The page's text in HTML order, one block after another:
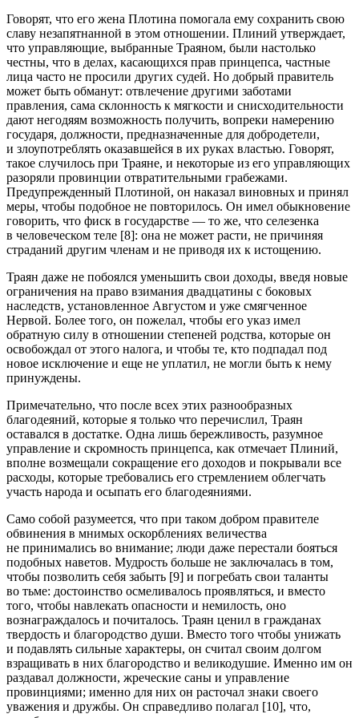
Говорят, что его жена Плотина помогала ему сохранить свою
славу незапятнанной в этом отношении. Плиний утверждает,
что управляющие, выбранные Траяном, были настолько
честны, что в делах, касающихся прав принцепса, частные
лица часто не просили других судей. Но добрый правитель
может быть обманут: отвлечение другими заботами
правления, сама склонность к мягкости и снисходительности
дают негодяям возможность получить, вопреки намерению
государя, должности, предназначенные для добродетели,
и злоупотреблять оказавшейся в их руках властью. Говорят,
такое случилось при Траяне, и некоторые из его управляющих
разоряли провинции отвратительными грабежами.
Предупрежденный Плотиной, он наказал виновных и принял
меры, чтобы подобное не повторилось. Он имел обыкновение
говорить, что фиск в государстве — то же, что селезенка
в человеческом теле [8]: она не может расти, не причиняя
страданий другим членам и не приводя их к истощению.
Траян даже не побоялся уменьшить свои доходы, введя новые
ограничения на право взимания двадцатины с боковых
наследств, установленное Августом и уже смягченное
Нервой. Более того, он пожелал, чтобы его указ имел
обратную силу в отношении степеней родства, которые он
освобождал от этого налога, и чтобы те, кто подпадал под
новое исключение и еще не уплатил, не могли быть к нему
принуждены.
Примечательно, что после всех этих разнообразных
благодеяний, которые я только что перечислил, Траян
оставался в достатке. Одна лишь бережливость, разумное
управление и скромность принцепса, как отмечает Плиний,
вполне возмещали сокращение его доходов и покрывали все
расходы, которые требовались его стремлением облегчать
участь народа и осыпать его благодеяниями.
Само собой разумеется, что при таком добром правителе
обвинения в мнимых оскорблениях величества
не принимались во внимание; люди даже перестали бояться
подобных наветов. Мудрость больше не заключалась в том,
чтобы позволить себя забыть [9] и погребать свои таланты
во тьме: достоинство осмеливалось проявляться, и вместо
того, чтобы навлекать опасности и немилость, оно
вознаграждалось и почиталось. Траян ценил в гражданах
твердость и благородство души. Вместо того чтобы унижать
и подавлять сильные характеры, он считал своим долгом
взращивать в них благородство и великодушие. Именно им он
раздавал должности, жреческие саны и управление
провинциями; именно для них он расточал знаки своего
уважения и дружбы. Он справедливо полагал [10], что,